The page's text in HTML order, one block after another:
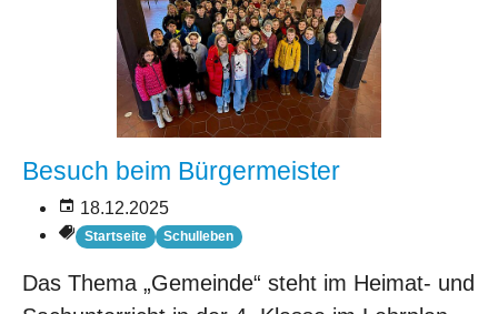
Besuch beim Bürgermeister
18.12.2025
Startseite Schulleben
Das Thema „Gemeinde“ steht im Heimat- und